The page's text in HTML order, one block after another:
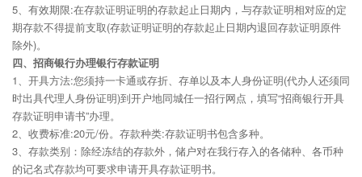
5、有效期限:在存款证明证明的存款起止日期内，与存款证明相对应的定
期存款不得提前支取(存款证明证明的存款起止日期内退回存款证明原件
除外)。
四、招商银行办理银行存款证明
1、开具方法:您须持一卡通或存折、存单以及本人身份证明(代办人还须同
时出具代理人身份证明)到开户地同城任一招行网点，填写“招商银行开具
存款证明申请书”办理。
2、收费标准:20元/份。存款种类:存款证明书包含多种。
3、存款类别：除经冻结的存款外，储户对在我行存入的各储种、各币种
的记名式存款均可要求申请开具存款证明书。